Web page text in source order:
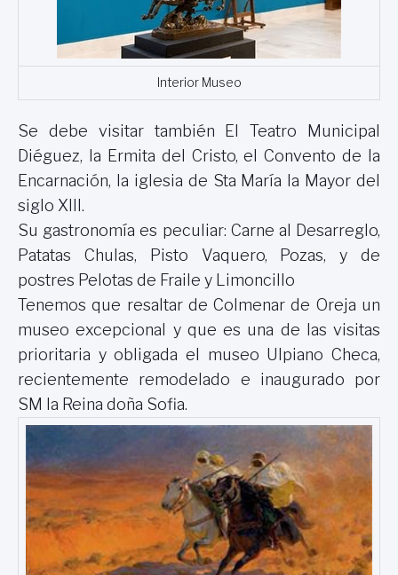
Interior Museo
Se debe visitar también El Teatro Municipal
Diéguez, la Ermita del Cristo, el Convento de la
Encarnación, la iglesia de Sta María la Mayor del
siglo XIII.
Su gastronomía es peculiar: Carne al Desarreglo,
Patatas Chulas, Pisto Vaquero, Pozas, y de
postres Pelotas de Fraile y Limoncillo
Tenemos que resaltar de Colmenar de Oreja un
museo excepcional y que es una de las visitas
prioritaria y obligada el museo Ulpiano Checa,
recientemente remodelado e inaugurado por
SM la Reina doña Sofia.